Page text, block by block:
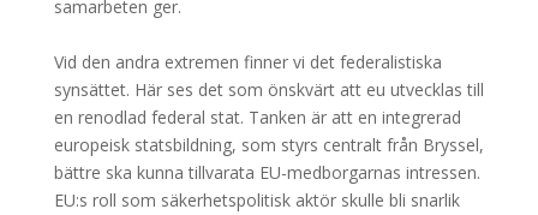
samarbeten ger.
Vid den andra extremen finner vi det federalistiska
synsättet. Här ses det som önskvärt att eu utvecklas till
en renodlad federal stat. Tanken är att en integrerad
europeisk statsbildning, som styrs centralt från Bryssel,
bättre ska kunna tillvarata EU-medborgarnas intressen.
EU:s roll som säkerhetspolitisk aktör skulle bli snarlik